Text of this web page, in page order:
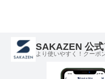
SAKAZEN 公式
より使いやすく！クーポ